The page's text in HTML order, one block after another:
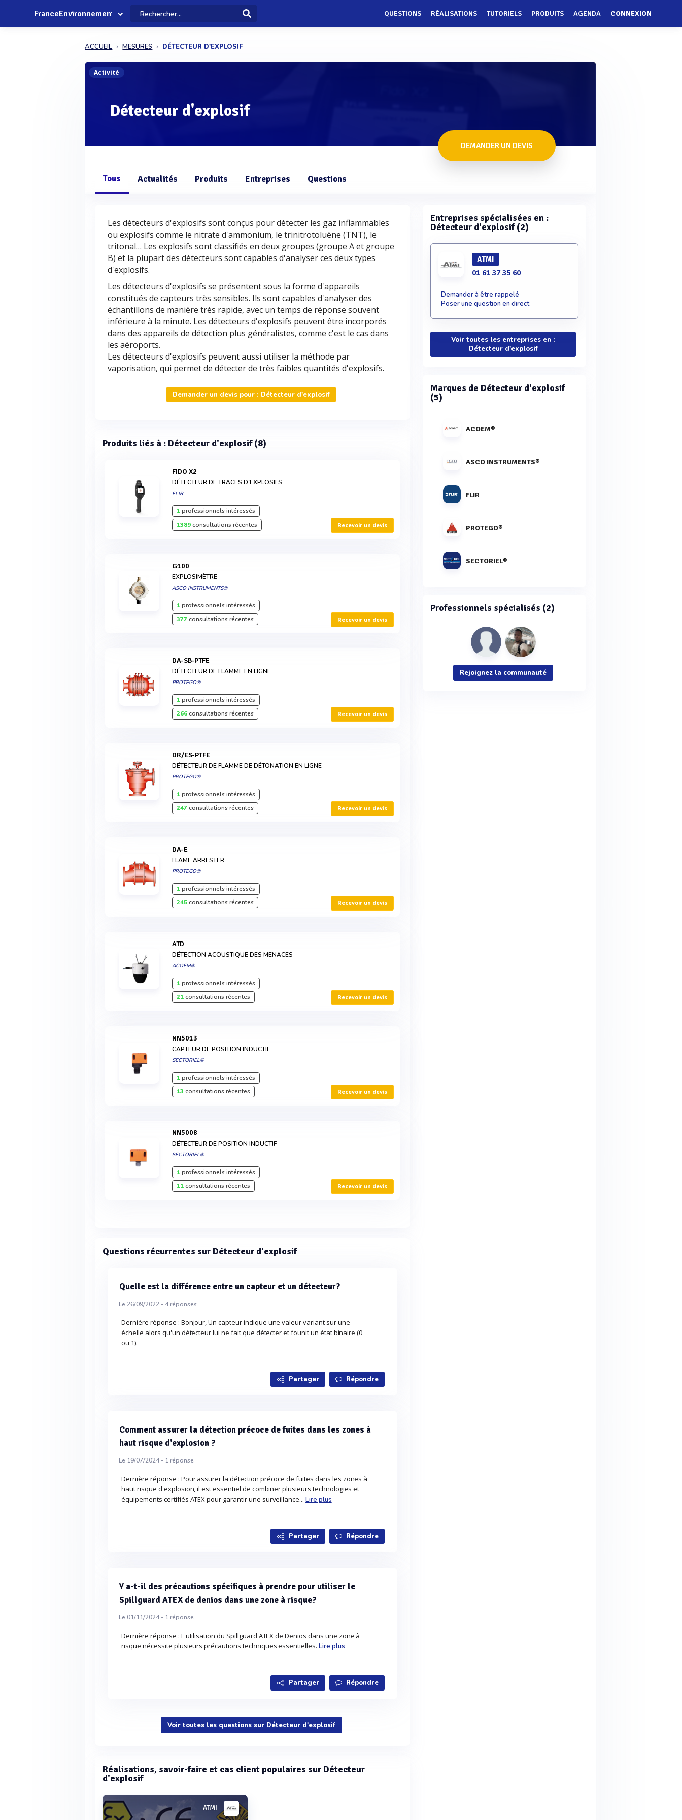
FranceEnvironnement QUESTIONS RÉALISATIONS TUTORIELS PRODUITS AGENDA CONNEXION
ACCUEIL MESURES DÉTECTEUR D'EXPLOSIF
Activité
Détecteur d'explosif
DEMANDER UN DEVIS
Tous Actualités Produits Entreprises Questions
Les détecteurs d'explosifs sont conçus pour détecter les gaz inflammables
ou explosifs comme le nitrate d'ammonium, le trinitrotoluène (TNT), le
tritonal… Les explosifs sont classifiés en deux groupes (groupe A et groupe
B) et la plupart des détecteurs sont capables d'analyser ces deux types
d'explosifs.
Les détecteurs d'explosifs se présentent sous la forme d'appareils
constitués de capteurs très sensibles. Ils sont capables d'analyser des
échantillons de manière très rapide, avec un temps de réponse souvent
inférieure à la minute. Les détecteurs d'explosifs peuvent être incorporés
dans des appareils de détection plus généralistes, comme c'est le cas dans
les aéroports.
Les détecteurs d'explosifs peuvent aussi utiliser la méthode par
vaporisation, qui permet de détecter de très faibles quantités d'explosifs.
Demander un devis pour : Détecteur d'explosif
Produits liés à : Détecteur d'explosif (8)
FIDO X2
DÉTECTEUR DE TRACES D'EXPLOSIFS
FLIR
1professionnels intéressés
1389consultations récentes Recevoir un devis
G100
EXPLOSIMÈTRE
ASCO INSTRUMENTS®
1professionnels intéressés
377consultations récentes Recevoir un devis
DA-SB-PTFE
DÉTECTEUR DE FLAMME EN LIGNE
PROTEGO®
1professionnels intéressés
266consultations récentes Recevoir un devis
DR/ES-PTFE
DÉTECTEUR DE FLAMME DE DÉTONATION EN LIGNE
PROTEGO®
1professionnels intéressés
247consultations récentes Recevoir un devis
DA-E
FLAME ARRESTER
PROTEGO®
1professionnels intéressés
245consultations récentes Recevoir un devis
ATD
DÉTECTION ACOUSTIQUE DES MENACES
ACOEM®
1professionnels intéressés
21consultations récentes Recevoir un devis
NN5013
CAPTEUR DE POSITION INDUCTIF
SECTORIEL®
1professionnels intéressés
13 consultations récentes Recevoir un devis
NN5008
DÉTECTEUR DE POSITION INDUCTIF
SECTORIEL®
1professionnels intéressés
11consultations récentes Recevoir un devis
Questions récurrentes sur Détecteur d'explosif
Quelle est la différence entre un capteur et un détecteur?
Le 26/09/2022 - 4réponses
Dernière réponse : Bonjour, Un capteur indique une valeur variant sur une
échelle alors qu'un détecteur lui ne fait que détecter et founit un état binaire (0
ou 1).
Partager Répondre
Comment assurer la détection précoce de fuites dans les zones à
haut risque d'explosion ?
Le 19/07/2024 - 1réponse
Dernière réponse : Pour assurer la détection précoce de fuites dans les zones à
haut risque d'explosion, il est essentiel de combiner plusieurs technologies et
équipements certifiés ATEX pour garantir une surveillance...Lire plus
Partager Répondre
Y a-t-il des précautions spécifiques à prendre pour utiliser le
Spillguard ATEX de denios dans une zone à risque?
Le 01/11/2024 - 1réponse
Dernière réponse : L'utilisation du Spillguard ATEX de Denios dans une zone à
risque nécessite plusieurs précautions techniques essentielles. Lire plus
Partager Répondre
Voir toutes les questions sur Détecteur d'explosif
Réalisations, savoir-faire et cas client populaires sur Détecteur
d'explosif
ATMI
Entreprises spécialisées en :
Détecteur d'explosif (2)
ATMI
01 61 37 35 60
Demander à être rappelé
Poser une question en direct
Voir toutes les entreprises en :
Détecteur d'explosif
Marques de Détecteur d'explosif
(5)
ACOEM®
ASCO INSTRUMENTS®
FLIR
PROTEGO®
SECTORIEL®
Professionnels spécialisés (2)
Rejoignez la communauté